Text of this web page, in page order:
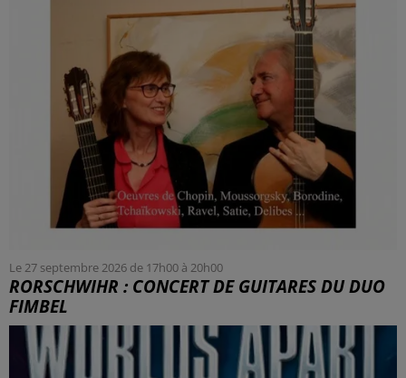
Le 27 septembre 2026 de 17h00 à 20h00
RORSCHWIHR : CONCERT DE GUITARES DU DUO
FIMBEL